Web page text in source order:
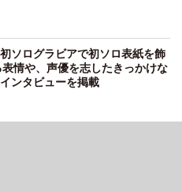
ソログラビアで初ソロ表紙を飾
情や、声優を志したきっかけな
ンタビューを掲載